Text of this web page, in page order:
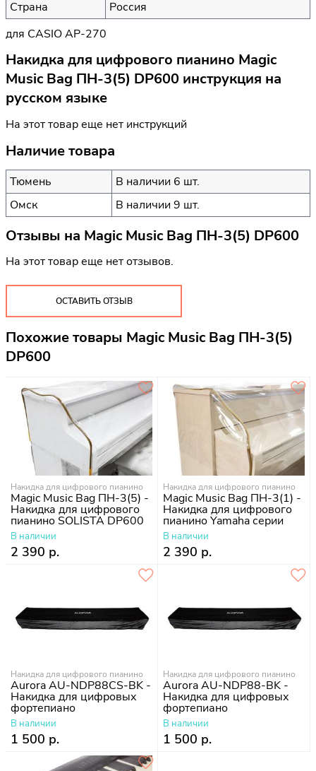
Страна
Россия
для CASIO AP-270
Накидка для цифрового пианино Magic
Music Bag ПН-3(5) DP600 инструкция на
русском языке
На этот товар еще нет инструкций
Наличие товара
Тюмень
В наличии 6 шт.
Омск
В наличии 9 шт.
Отзывы на Magic Music Bag ПН-3(5) DP600
На этот товар еще нет отзывов.
ОСТАВИТЬ ОТЗЫВ
Похожие товары Magic Music Bag ПН-3(5)
DP600
Накидка для цифрового пианино
Magic Music Bag ПН-3(5) -
Накидка для цифрового
пианино SOLISTA DP600
В наличии
2 390 р.
Накидка для цифрового пианино
Magic Music Bag ПН-3(1) -
Накидка для цифрового
пианино Yamaha серии
YDP
В наличии
2 390 р.
Накидка для цифрового пианино
Aurora AU-NDP88CS-BK -
Накидка для цифровых
фортепиано
В наличии
1 500 р.
Накидка для цифрового пианино
Aurora AU-NDP88-BK -
Накидка для цифровых
фортепиано
В наличии
1 500 р.